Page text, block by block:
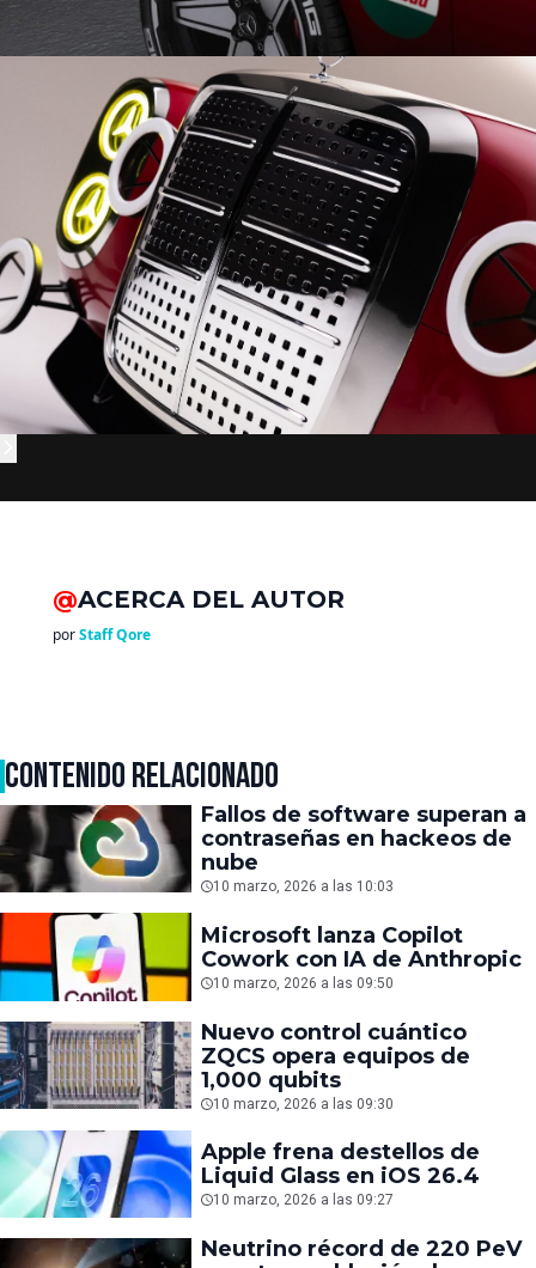
@ACERCA DEL AUTOR
porStaff Qore
CONTENIDO RELACIONADO
Fallos de software superan a
contraseñas en hackeos de
nube
10 marzo, 2026 a las 10:03
Microsoft lanza Copilot
Cowork con IA de Anthropic
10 marzo, 2026 a las 09:50
Nuevo control cuántico
ZQCS opera equipos de
1,000 qubits
10 marzo, 2026 a las 09:30
Apple frena destellos de
Liquid Glass en iOS 26.4
10 marzo, 2026 a las 09:27
Neutrino récord de 220 PeV